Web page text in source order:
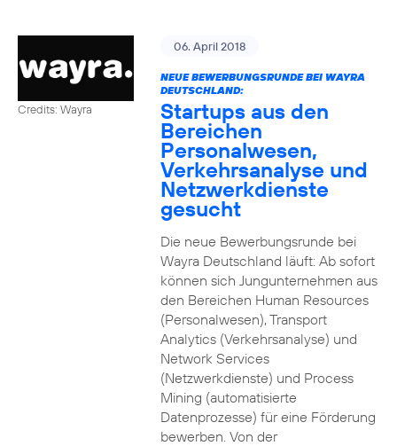
Credits: Wayra
06. April 2018
NEUE BEWERBUNGSRUNDE BEI WAYRA
DEUTSCHLAND:
Startups aus den
Bereichen
Personalwesen,
Verkehrsanalyse und
Netzwerkdienste
gesucht
Die neue Bewerbungsrunde bei
Wayra Deutschland läuft: Ab sofort
können sich Jungunternehmen aus
den Bereichen Human Resources
(Personalwesen), Transport
Analytics (Verkehrsanalyse) und
Network Services
(Netzwerkdienste) und Process
Mining (automatisierte
Datenprozesse) für eine Förderung
bewerben. Von der